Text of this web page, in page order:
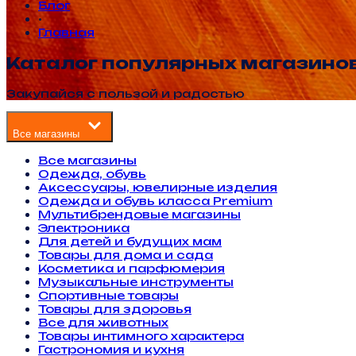
Блог
•
Главная
Каталог популярных
Закупайся с пользой и радостью
Все магазины
Все магазины
Одежда, обувь
Аксессуары, ювелирные изделия
Одежда и обувь класса Premium
Мультибрендовые магазины
Электроника
Для детей и будущих мам
Товары для дома и сада
Косметика и парфюмерия
Музыкальные инструменты
Спортивные товары
Товары для здоровья
Все для животных
Товары интимного характера
Гастрономия и кухня